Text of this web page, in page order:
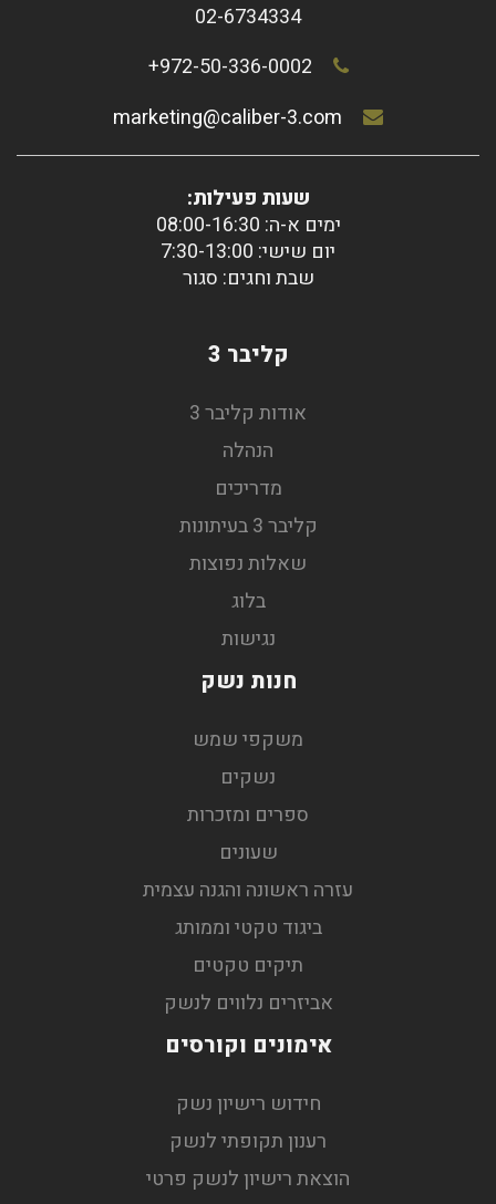
02-6734334
marketing@caliber-3.com
שעות פעילות:
ימים א-ה: 08:00-16:30
יום שישי: 7:30-13:00
שבת וחגים: סגור
קליבר 3
אודות קליבר 3
הנהלה
מדריכים
קליבר 3 בעיתונות
שאלות נפוצות
בלוג
נגישות
חנות נשק
משקפי שמש
נשקים
ספרים ומזכרות
שעונים
עזרה ראשונה והגנה עצמית
ביגוד טקטי וממותג
תיקים טקטים
אביזרים נלווים לנשק
אימונים וקורסים
חידוש רישיון נשק
רענון תקופתי לנשק
הוצאת רישיון לנשק פרטי